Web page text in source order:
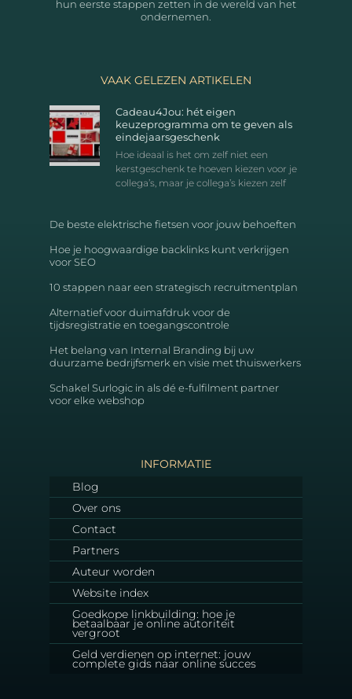
hun eerste stappen zetten in de wereld van het
ondernemen.
VAAK GELEZEN ARTIKELEN
Cadeau4Jou: hét eigen
keuzeprogramma om te geven als
eindejaarsgeschenk
Hoe ideaal is het om zelf niet een
kerstgeschenk te hoeven kiezen voor je
collega’s, maar je collega’s kiezen zelf
De beste elektrische fietsen voor jouw behoeften
Hoe je hoogwaardige backlinks kunt verkrijgen
voor SEO
10 stappen naar een strategisch recruitmentplan
Alternatief voor duimafdruk voor de
tijdsregistratie en toegangscontrole
Het belang van Internal Branding bij uw
duurzame bedrijfsmerk en visie met thuiswerkers
Schakel Surlogic in als dé e-fulfilment partner
voor elke webshop
INFORMATIE
Blog
Over ons
Contact
Partners
Auteur worden
Website index
Goedkope linkbuilding: hoe je
betaalbaar je online autoriteit
vergroot
Geld verdienen op internet: jouw
complete gids naar online succes